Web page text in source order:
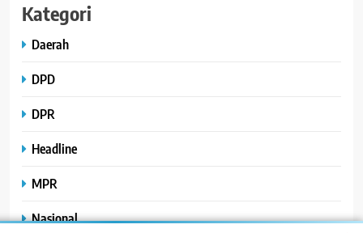
Kategori
Daerah
DPD
DPR
Headline
MPR
Nasional